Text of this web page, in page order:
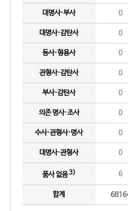
대명사·부사 0
대명사·감탄사 0
동사·형용사 0
관형사·감탄사 0
부사·감탄사 0
의존 명사·조사 0
수사·관형사·명사 0
대명사·관형사 0
품사 없음3) 6
합계